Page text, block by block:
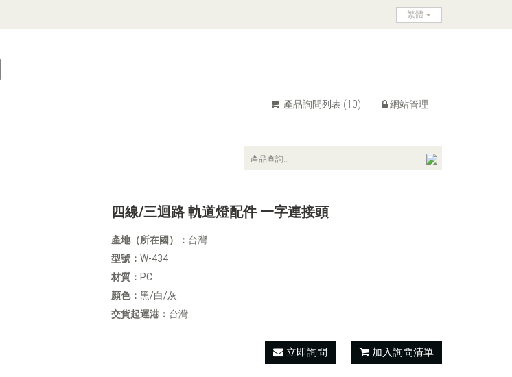
繁體
產品詢問列表 (10) 網站管理
四線/三迴路 軌道燈配件 一字連接頭
產地（所在國）： 台灣
型號：W-434
材質： PC
顏色：黑/白/灰
交貨起運港： 台灣
立即詢問 加入詢問清單